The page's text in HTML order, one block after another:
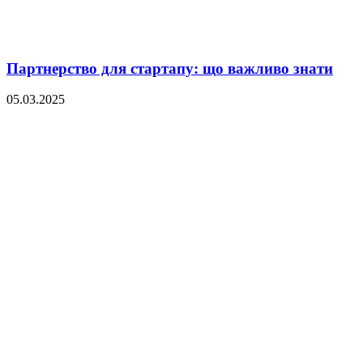
Партнерство для стартапу: що важливо знати
05.03.2025